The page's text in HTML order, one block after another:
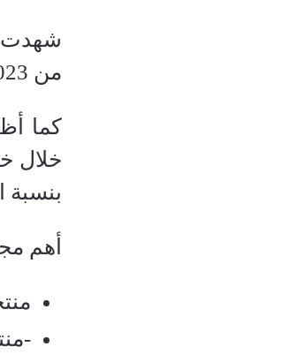
من 2023 وفقًا لبيانات وزارة الجهاز المركزي للتعبئة العامة والإحصاء.
بنسبة
أهم
-